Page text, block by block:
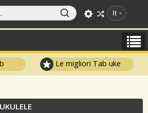
It
Le migliori Tab uke